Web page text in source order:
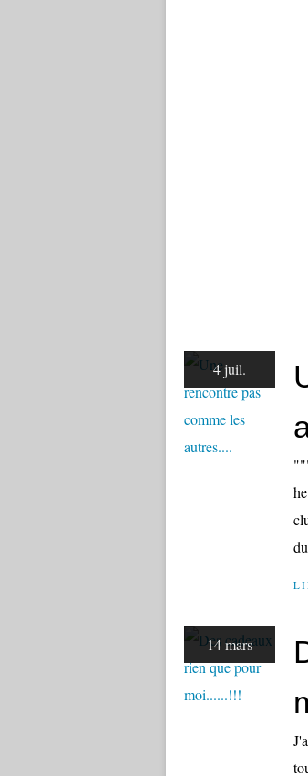
4 juil.
14 mars